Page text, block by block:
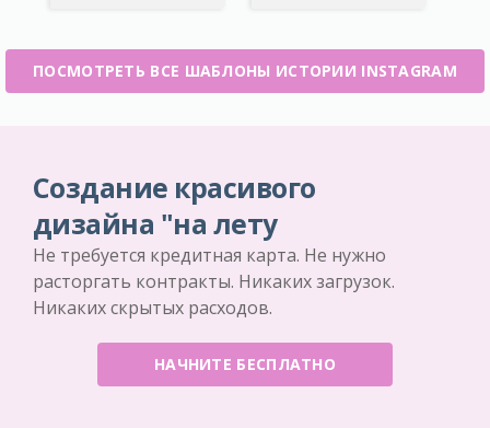
ПОСМОТРЕТЬ ВСЕ ШАБЛОНЫ ИСТОРИИ INSTAGRAM
Создание красивого
дизайна "на лету
Не требуется кредитная карта. Не нужно
расторгать контракты. Никаких загрузок.
Никаких скрытых расходов.
НАЧНИТЕ БЕСПЛАТНО